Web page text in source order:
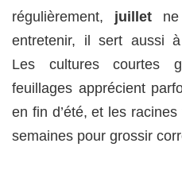
régulièrement, juillet ne
entretenir, il sert aussi à
Les cultures courtes
feuillages apprécient
en fin d’été, et les
semaines pour grossir